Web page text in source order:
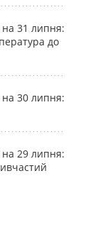
на 31 липня:
до
на 30 липня:
на 29 липня: